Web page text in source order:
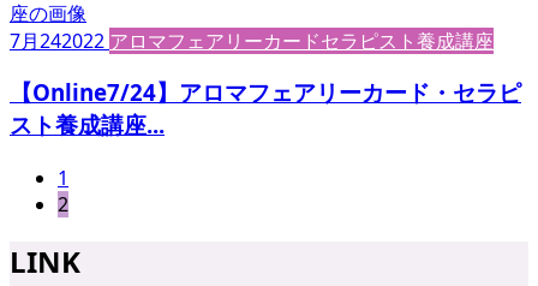
7月242022 アロマフェアリーカードセラピスト養成講座
【Online7/24】アロマフェアリーカード・セラピ
スト養成講座...
1
2
LINK